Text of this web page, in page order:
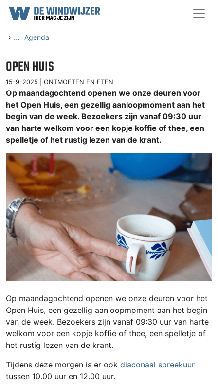
Ga naar content
› ... Agenda
OPEN HUIS
15-9-2025 | ONTMOETEN EN ETEN
Op maandagochtend openen we onze deuren voor
het Open Huis, een gezellig aanloopmoment aan het
begin van de week. Bezoekers zijn vanaf 09:30 uur
van harte welkom voor een kopje koffie of thee, een
spelletje of het rustig lezen van de krant.
Op maandagochtend openen we onze deuren voor het
Open Huis, een gezellig aanloopmoment aan het begin
van de week. Bezoekers zijn vanaf 09:30 uur van harte
welkom voor een kopje koffie of thee, een spelletje of
het rustig lezen van de krant.
Tijdens deze morgen is er ook diaconaal spreekuur
tussen 10.00 uur en 12.00 uur.